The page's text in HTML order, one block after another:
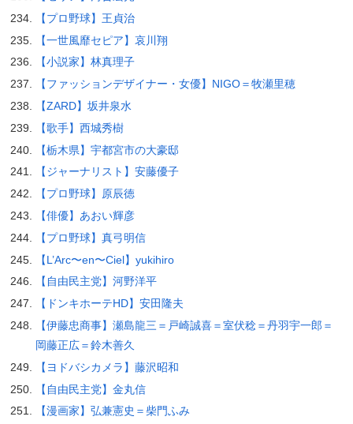
【プロ野球】王貞治
【一世風靡セピア】哀川翔
【小説家】林真理子
【ファッションデザイナー・女優】NIGO＝牧瀬里穂
【ZARD】坂井泉水
【歌手】西城秀樹
【栃木県】宇都宮市の大豪邸
【ジャーナリスト】安藤優子
【プロ野球】原辰徳
【俳優】あおい輝彦
【プロ野球】真弓明信
【L’Arc〜en〜Ciel】yukihiro
【自由民主党】河野洋平
【ドンキホーテHD】安田隆夫
【伊藤忠商事】瀬島龍三＝戸崎誠喜＝室伏稔＝丹羽宇一郎＝
岡藤正広＝鈴木善久
【ヨドバシカメラ】藤沢昭和
【自由民主党】金丸信
【漫画家】弘兼憲史＝柴門ふみ